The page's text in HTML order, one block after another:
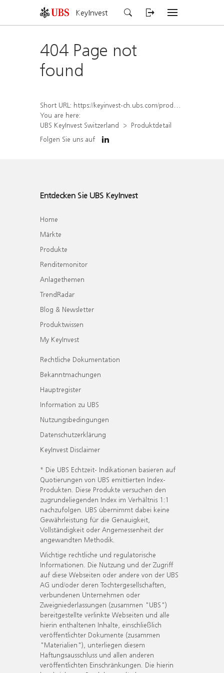
KeyInvest
404 Page not
found
Short URL: https://keyinvest-ch.ubs.com/produkt/detail/index/isin/CH1578497617
You are here:
UBS KeyInvest Switzerland
Produktdetail
Folgen Sie uns auf
Entdecken Sie UBS KeyInvest
Home
Märkte
Produkte
Renditemonitor
Anlagethemen
TrendRadar
Blog & Newsletter
Produktwissen
My KeyInvest
Rechtliche Dokumentation
Bekanntmachungen
Hauptregister
Information zu UBS
Nutzungsbedingungen
Datenschutzerklärung
KeyInvest Disclaimer
* Die UBS Echtzeit- Indikationen basieren auf
Quotierungen von UBS emittierten Index-
Produkten. Diese Produkte versuchen den
zugrundeliegenden Index im Verhältnis 1:1
nachzufolgen. UBS übernimmt dabei keine
Gewährleistung für die Genauigkeit,
Vollständigkeit oder Angemessenheit der
angewandten Methodik.
Wichtige rechtliche und regulatorische
Informationen. Die Nutzung und der Zugriff
auf diese Webseiten oder andere von der UBS
AG und/oder deren Tochtergesellschaften,
verbundenen Unternehmen oder
Zweigniederlassungen (zusammen "UBS")
bereitgestellte verlinkte Webseiten und alle
hierin enthaltenen Inhalte, einschließlich
veröffentlichter Dokumente (zusammen
"Materialien"), unterliegen diesem
Haftungsausschluss und allen anderen
veröffentlichten Einschränkungen. Die hierin